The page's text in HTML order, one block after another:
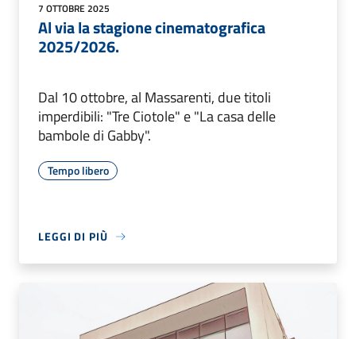
7 OTTOBRE 2025
Al via la stagione cinematografica
2025/2026.
Dal 10 ottobre, al Massarenti, due titoli
imperdibili: "Tre Ciotole" e "La casa delle
bambole di Gabby".
Tempo libero
LEGGI DI PIÙ